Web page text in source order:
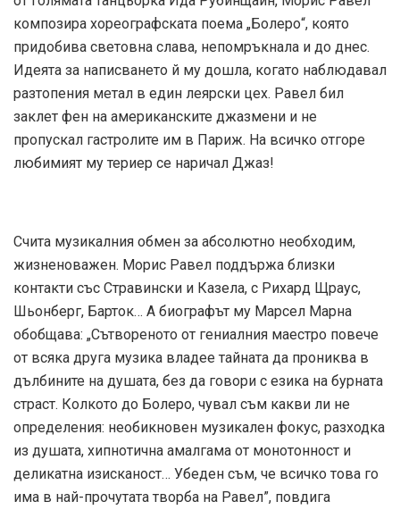
композира хореографската поема „Болеро“, която
придобива световна слава, непомръкнала и до днес.
Идеята за написването й му дошла, когато наблюдавал
разтопения метал в един леярски цех. Равел бил
заклет фен на американските джазмени и не
пропускал гастролите им в Париж. На всичко отгоре
любимият му териер се наричал Джаз!
Счита музикалния обмен за абсолютно необходим,
жизненоважен. Морис Равел поддържа близки
контакти със Стравински и Казела, с Рихард Щраус,
Шьонберг, Барток… А биографът му Марсел Марна
обобщава: „Сътвореното от гениалния маестро повече
от всяка друга музика владее тайната да прониква в
дълбините на душата, без да говори с езика на бурната
страст. Колкото до Болеро, чувал съм какви ли не
определения: необикновен музикален фокус, разходка
из душата, хипнотична амалгама от монотонност и
деликатна изисканост… Убеден съм, че всичко това го
има в най-прочутата творба на Равел”, повдига